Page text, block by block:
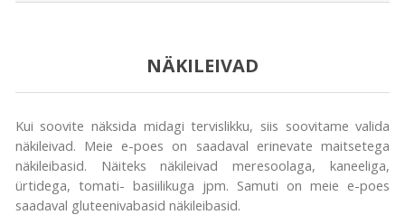
NÄKILEIVAD
Kui soovite näksida midagi tervislikku, siis soovitame valida
näkileivad. Meie e-poes on saadaval erinevate maitsetega
näkileibasid. Näiteks näkileivad meresoolaga, kaneeliga,
ürtidega, tomati- basiilikuga jpm. Samuti on meie e-poes
saadaval gluteenivabasid näkileibasid.